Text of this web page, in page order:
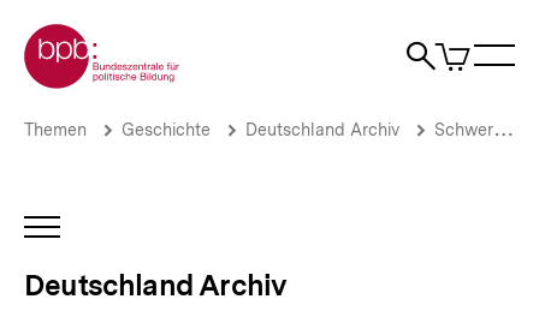
zum
Seiteninhalt
springen
Zur Startseite der bpb
Suche
Artikel
im
Suizide
und
Fakten
Deutschland
Brotkrümelnavigation
Pfadnavigation
Themen Geschichte Deutschland Archiv Schwerpunkte
INHALTSNAVIGATION
Deutschland Archiv